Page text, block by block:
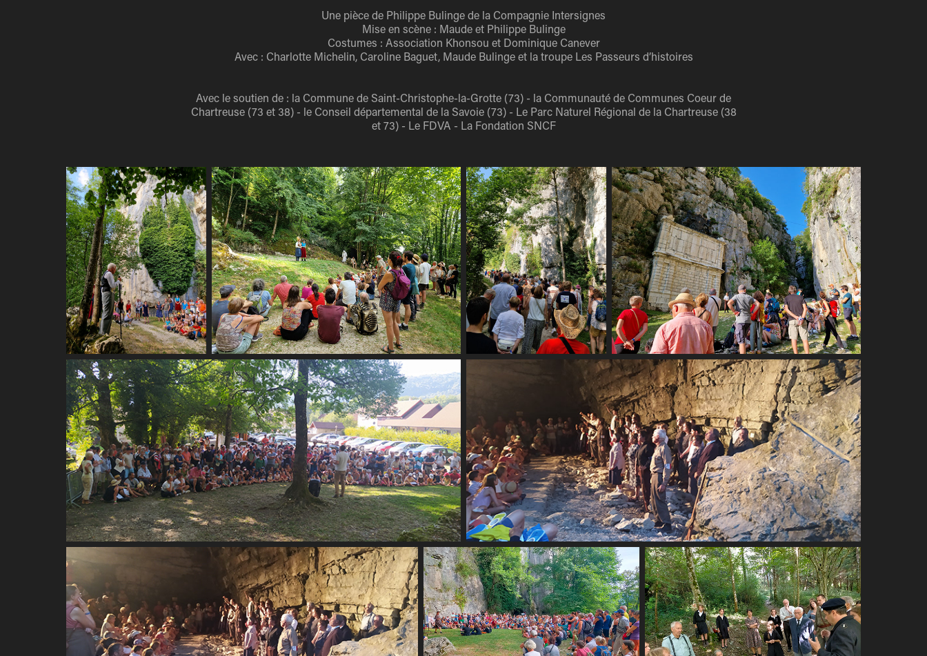
Une pièce de Philippe Bulinge de la Compagnie Intersignes
Mise en scène : Maude et Philippe Bulinge
Costumes : Association Khonsou et Dominique Canever
Avec : Charlotte Michelin, Caroline Baguet, Maude Bulinge et la troupe Les Passeurs d’histoires
Avec le soutien de : la Commune de Saint-Christophe-la-Grotte (73) - la Communauté de Communes Coeur de
Chartreuse (73 et 38) - le Conseil départemental de la Savoie (73) - Le Parc Naturel Régional de la Chartreuse (38
et 73) - Le FDVA - La Fondation SNCF